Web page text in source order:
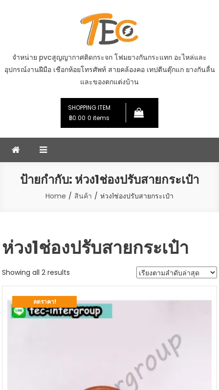
จำหน่าย pvcสูญญากาศติดกระจก โฟมยางกันกระแทก อะไหล่และ
อุปกรณ์งานฝีมือ เชือกห้อยโทรศัพท์ สายคล้องคอ เทปตีนตุ๊กแก ยางกันลื่น
และของตกแต่งบ้าน
SHOPPING ITEM
฿0.00 0 items
ป้ายกำกับ: ห่วง1ช่องปรับสายกระเป๋า
Home สินค้า ห่วง1ช่องปรับสายกระเป๋า
ห่วง1ช่องปรับสายกระเป๋า
Showing all 2 results
by
latest
ลดราคา!